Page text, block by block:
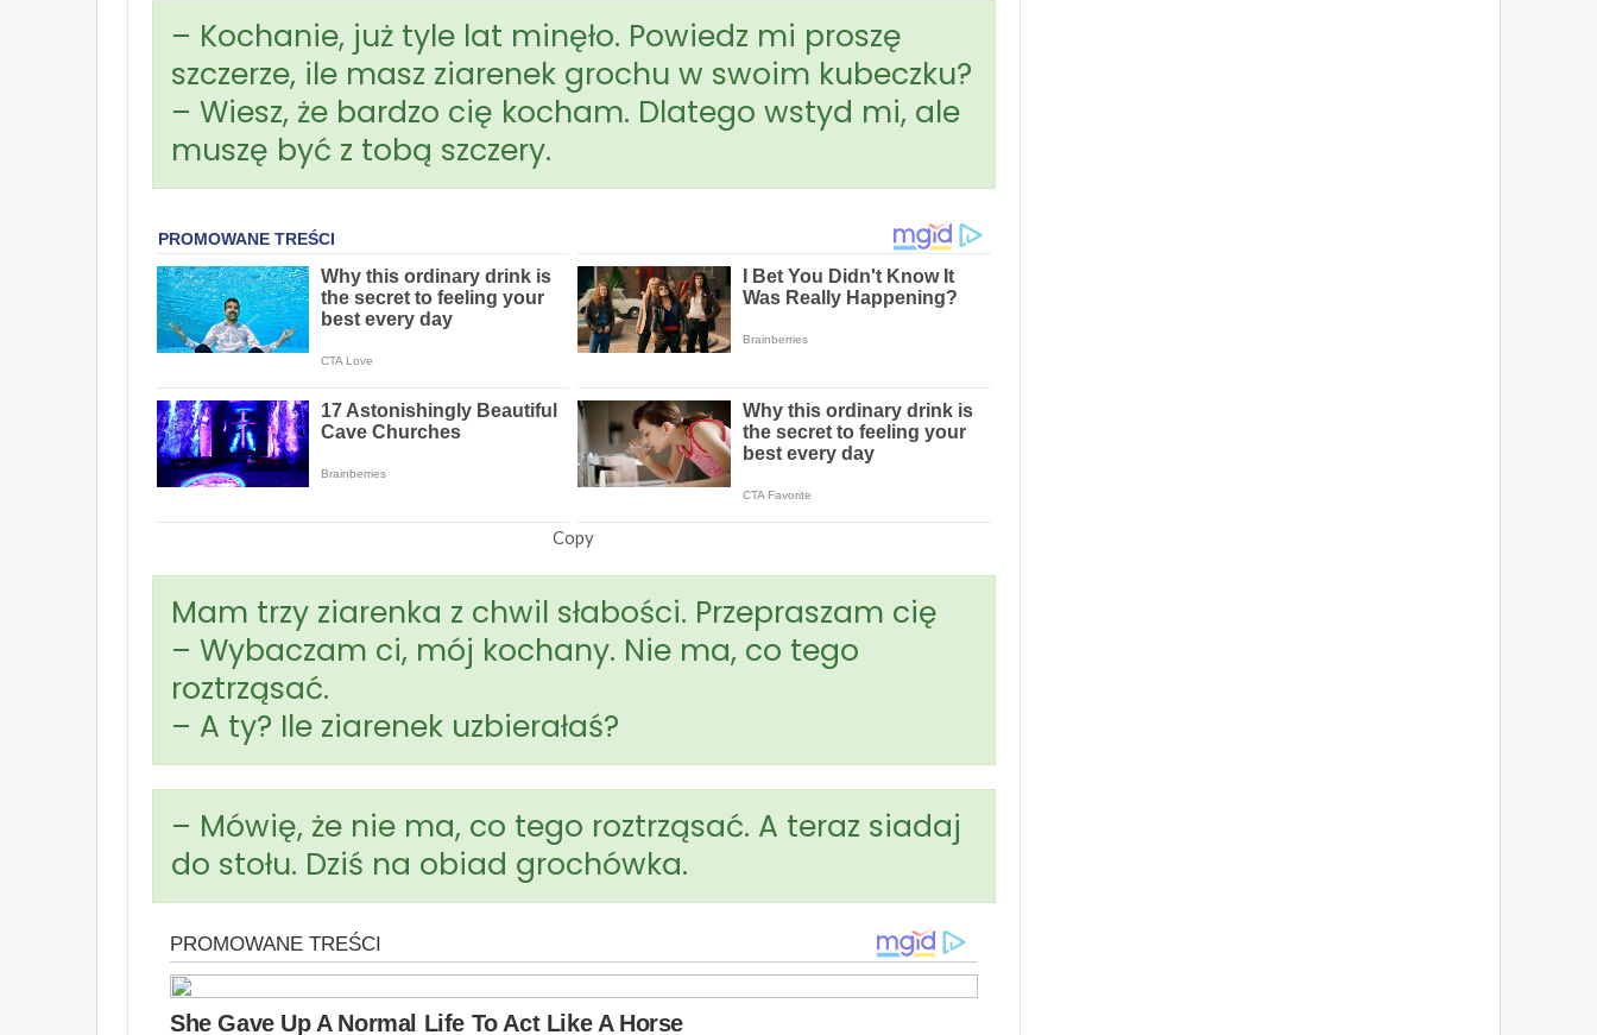
– Kochanie, już tyle lat minęło. Powiedz mi proszę
szczerze, ile masz ziarenek grochu w swoim kubeczku?
– Wiesz, że bardzo cię kocham. Dlatego wstyd mi, ale
muszę być z tobą szczery.
Copy
Mam trzy ziarenka z chwil słabości. Przepraszam cię
– Wybaczam ci, mój kochany. Nie ma, co tego
roztrząsać.
– A ty? Ile ziarenek uzbierałaś?
– Mówię, że nie ma, co tego roztrząsać. A teraz siadaj
do stołu. Dziś na obiad grochówka.